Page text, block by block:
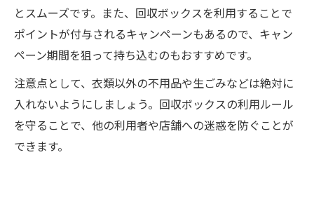
とスムーズです。また、回収ボックスを利用することで
ポイントが付与されるキャンペーンもあるので、キャン
ペーン期間を狙って持ち込むのもおすすめです。
注意点として、衣類以外の不用品や生ごみなどは絶対に
入れないようにしましょう。回収ボックスの利用ルール
を守ることで、他の利用者や店舗への迷惑を防ぐことが
できます。